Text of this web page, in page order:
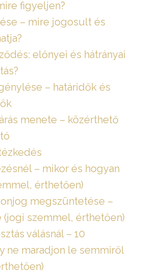
figyeljen?
– mire jogosult és
előnyei és hátrányai
– határidők és
menete – közérthető
– mikor és hogyan
érthetően)
megszüntetése –
szemmel, érthetően)
válásnál – 10
ne maradjon le semmiről